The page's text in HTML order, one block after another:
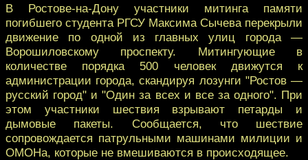
В Ростове-на-Дону участники митинга памяти
погибшего студента РГСУ Максима Сычева перекрыли
движение по одной из главных улиц города —
Ворошиловскому проспекту. Митингующие в
количестве порядка 500 человек движутся к
администрации города, скандируя лозунги "Ростов —
русский город" и "Один за всех и все за одного". При
этом участники шествия взрывают петарды и
дымовые пакеты. Сообщается, что шествие
сопровождается патрульными машинами милиции и
ОМОНа, которые не вмешиваются в происходящее.